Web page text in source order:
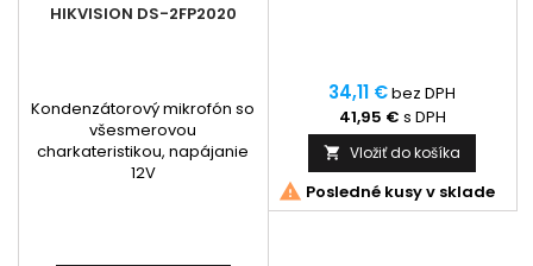
HIKVISION DS-2FP2020
Kondenzátorový mikrofón so
všesmerovou
charkateristikou, napájanie
12V
34,11 €bez DPH
41,95 € s DPH
 Vložiť do košíka
 Posledné kusy v sklade